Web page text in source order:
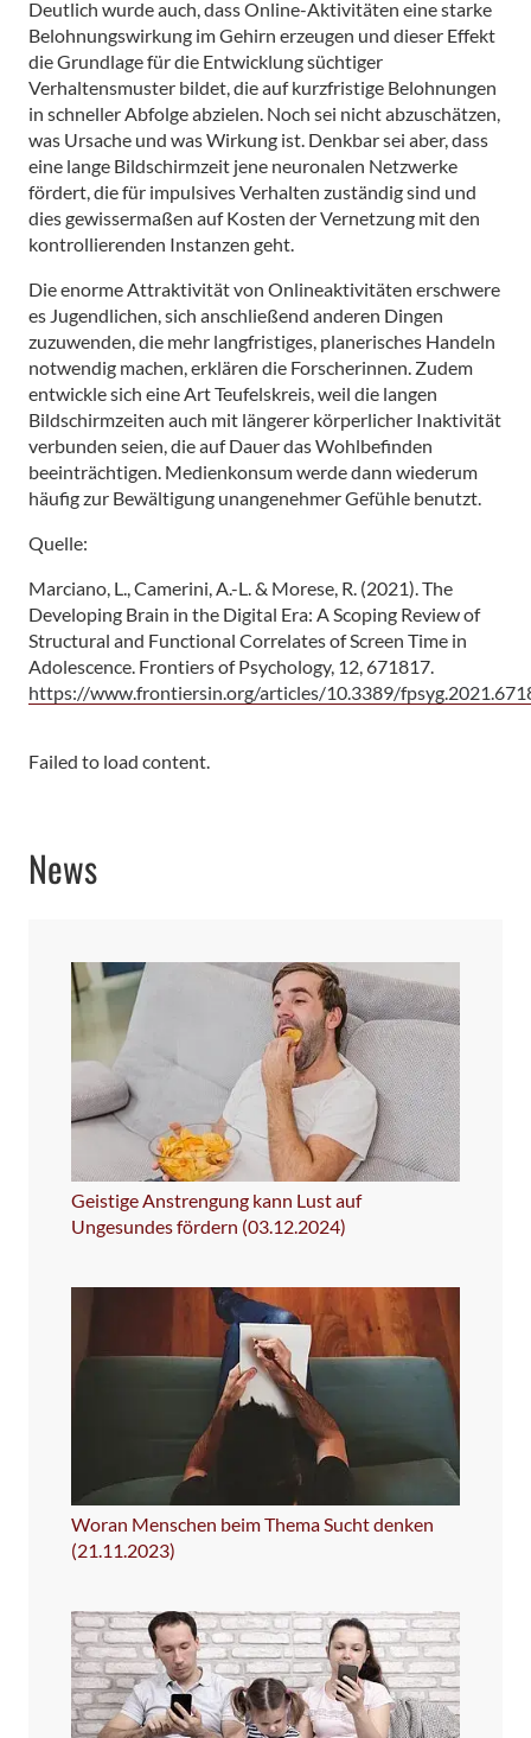
Deutlich wurde auch, dass Online-Aktivitäten eine starke
Belohnungswirkung im Gehirn erzeugen und dieser Effekt
die Grundlage für die Entwicklung süchtiger
Verhaltensmuster bildet, die auf kurzfristige Belohnungen
in schneller Abfolge abzielen. Noch sei nicht abzuschätzen,
was Ursache und was Wirkung ist. Denkbar sei aber, dass
eine lange Bildschirmzeit jene neuronalen Netzwerke
fördert, die für impulsives Verhalten zuständig sind und
dies gewissermaßen auf Kosten der Vernetzung mit den
kontrollierenden Instanzen geht.
Die enorme Attraktivität von Onlineaktivitäten erschwere
es Jugendlichen, sich anschließend anderen Dingen
zuzuwenden, die mehr langfristiges, planerisches Handeln
notwendig machen, erklären die Forscherinnen. Zudem
entwickle sich eine Art Teufelskreis, weil die langen
Bildschirmzeiten auch mit längerer körperlicher Inaktivität
verbunden seien, die auf Dauer das Wohlbefinden
beeinträchtigen. Medienkonsum werde dann wiederum
häufig zur Bewältigung unangenehmer Gefühle benutzt.
Quelle:
Marciano, L., Camerini, A.-L. & Morese, R. (2021). The
Developing Brain in the Digital Era: A Scoping Review of
Structural and Functional Correlates of Screen Time in
Adolescence. Frontiers of Psychology, 12, 671817.
https://www.frontiersin.org/articles/10.3389/
Failed to load content.
News
Geistige Anstrengung kann Lust auf
Ungesundes fördern (03.12.2024)
Woran Menschen beim Thema Sucht denken
(21.11.2023)